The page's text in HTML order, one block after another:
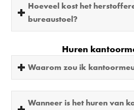
Hoeveel kost het
bureaustoel?
Huren
Waarom zou ik
Wanneer is het huren van